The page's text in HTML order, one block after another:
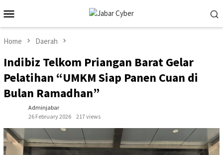
to
contentMenu
Home Daerah
Indibiz Telkom Priangan Barat Gelar
Pelatihan “UMKM Siap Panen Cuan di
Bulan Ramadhan”
Adminjabar
26 February 2026
217 views